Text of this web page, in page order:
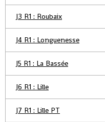
J3 R1 : Roubaix
J4 R1 : Longuenesse
J5 R1 : La Bassée
J6 R1 : Lille
J7 R1 : Lille PT